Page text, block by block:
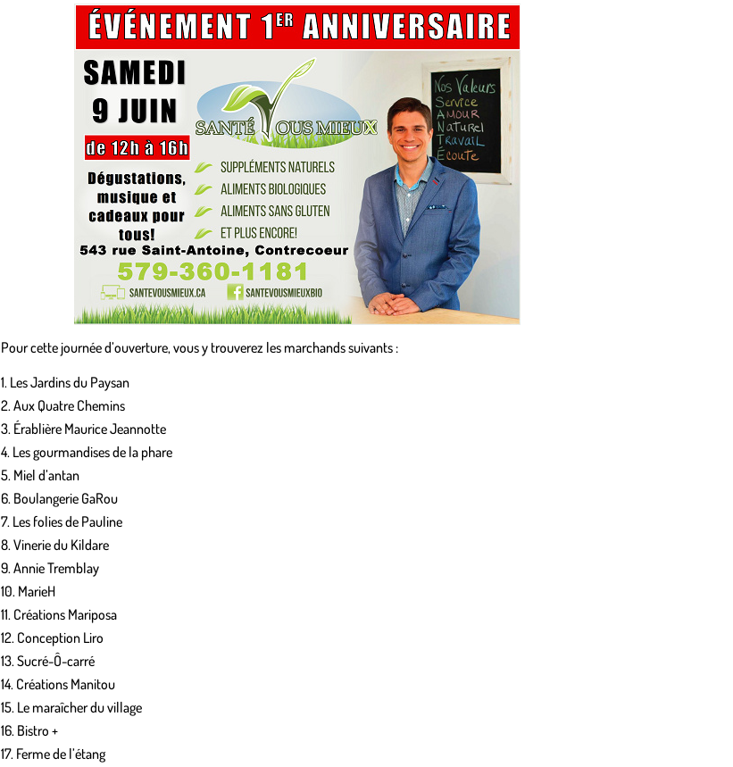
Pour cette journée d’ouverture, vous y trouverez les marchands suivants :
Les Jardins du Paysan
Aux Quatre Chemins
Érablière Maurice Jeannotte
Les gourmandises de la phare
Miel d’antan
Boulangerie GaRou
Les folies de Pauline
Vinerie du Kildare
Annie Tremblay
MarieH
Créations Mariposa
Conception Liro
Sucré-Ô-carré
Créations Manitou
Le maraîcher du village
Bistro +
Ferme de l’étang